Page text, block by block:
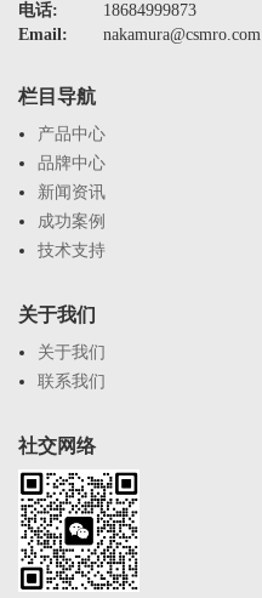
电话:
18684999873
Email:
nakamura@csmro.com
栏目导航
产品中心
品牌中心
新闻资讯
成功案例
技术支持
关于我们
关于我们
联系我们
社交网络